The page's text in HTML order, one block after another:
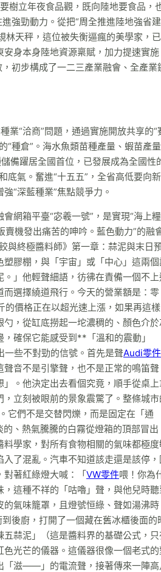
樹立年夜食品觀，既向陸地要食品，
強勁動力。從把“周全推進陸地強省建
林天秤，這位被失衡逼瘋的美學家，已
身本身陸地資源稟賦，加力提速實施
初步構成了一二三產業融會、全產業
業“洽商”問題，通過實施開放共享的“
“種倉”。海水魚類苗種產量、蝦苗產量
備躍居全國首位，已發展成為全國性
底氣。奮進“十五五”，全省高低要向新
“深藍種業”焦點競爭力。
網箱平臺“宓羲一號”，是實現“海上糧
賣機發出痛苦的呻吟。藍色動力”的融
與終極醬料師》第一章：蒜泥與末日
膠棚，與「宇宙」或「中心」這兩個
」他輕聲細語，彷彿在責備一個不
選擇繞道飛行。今天的營業額是：零
價格正在以超光速上漲，如果再這樣
，從缸底撈起一坨濃稠的、顏色介於
確保它能感受到**「溫和的震動」
些不對勁的信號。首先是聲Audi零件
音不是引擎聲，也不是正常的鳴笛聲
。他決定出去看個究竟，順手從桌
立刻被眼前的景象震驚了。整條城市
它們不是交替閃爍，而是固定在「通
、熱氣騰騰的白霧從燈箱的頂部冒出
學家，對所有食物相關的氣味都極度
了混亂。汽車不知道該走還是該停，
對著紅綠燈大喊：「VW零件喂！你為
這種不祥的「咕嚕」聲，與他兒時聽
氣味籠罩，且燈號恒綠、聲如湯沸時
後廚，打開了一個藏在舊冰櫃後面的
蒜泥」（這是醬料界的基礎公式，只
光芒的儀器。這儀器很像一個老式
「滋——」的電流聲，接著傳來一陣高